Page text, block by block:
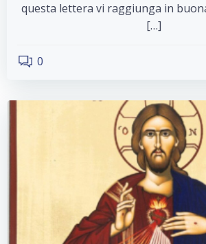
questa lettera vi raggiunga in
[…]
0